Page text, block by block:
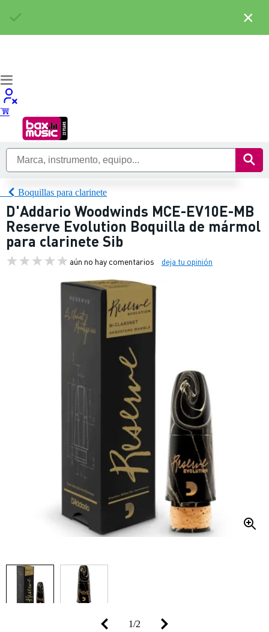
Boquillas para clarinete
D'Addario Woodwinds MCE-EV10E-MB
Reserve Evolution Boquilla de mármol
para clarinete Sib
aún no hay comentarios deja tu opinión
1/2
×